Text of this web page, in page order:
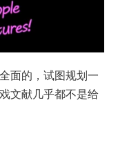
面的，试图规划一
文献几乎都不是给